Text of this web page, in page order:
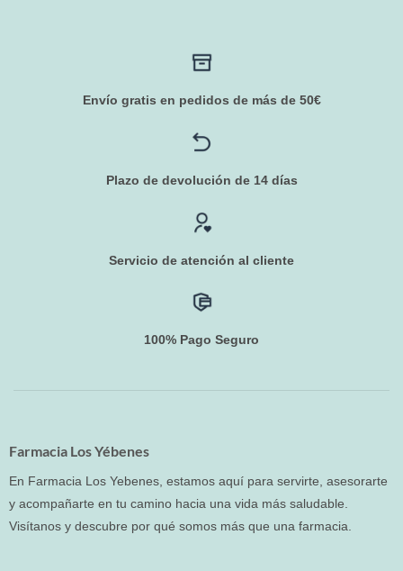
Envío gratis en pedidos de más de 50€
Plazo de devolución de 14 días
Servicio de atención al cliente
100% Pago Seguro
Farmacia Los Yébenes
En Farmacia Los Yebenes, estamos aquí para servirte, asesorarte
y acompañarte en tu camino hacia una vida más saludable.
Visítanos y descubre por qué somos más que una farmacia.